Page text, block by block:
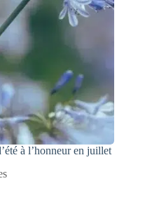
à l’honneur en juillet